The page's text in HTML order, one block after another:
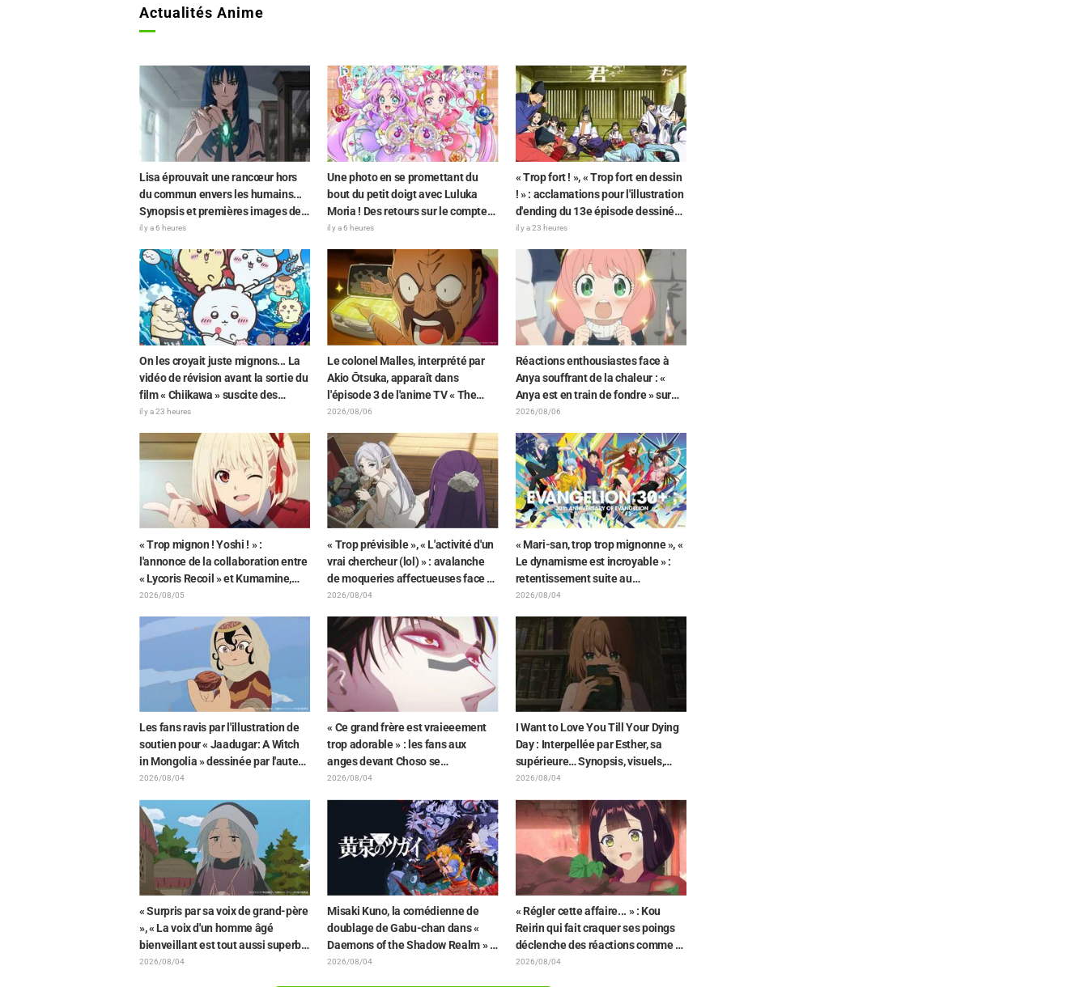
Actualités Anime
Lisa éprouvait une rancœur hors
du commun envers les humains...
Synopsis et premières images de
l'épisode 6 de l'anime « Goodbye,
il y a 6 heures
Une photo en se promettant du
bout du petit doigt avec Luluka
Moria ! Des retours sur le compte
rendu de la comédienne de
assisté au Dream Stage de « Star
Detective Precure! » : « C’est le W
Arcana »
il y a 6 heures
« Trop fort ! », « Trop fort en dessin
! » : acclamations pour l'illustration
d'ending du 13e épisode dessinée
par Asaki Yuikawa, la comédienne
Elusive Samurai »
il y a 23 heures
On les croyait juste mignons... La
vidéo de révision avant la sortie du
film « Chiikawa » suscite des
réactions surprises face au
qu'imaginé », « Ça ne parle que de
travail »
il y a 23 heures
Le colonel Malles, interprété par
Akio Ōtsuka, apparaît dans
l'épisode 3 de l'anime TV « The
Ghost in the Shell » ! Commentaire
dévoilés
2026/08/06
Réactions enthousiastes face à
Anya souffrant de la chaleur : «
Anya est en train de fondre » sur
l'illustration d'annonce de « SPY x
2026/08/06
« Trop mignon ! Yoshi ! » :
l'annonce de la collaboration entre
« Lycoris Recoil » et Kumamine,
créateur du « Chat au travail »,
2026/08/05
« Trop prévisible », « L'activité d'un
vrai chercheur (lol) » : avalanche
de moqueries affectueuses face à
la peluche de Frieren piégée par
de « Frieren »
2026/08/04
« Mari-san, trop trop mignonne », «
Le dynamisme est incroyable » :
retentissement suite au
dévoilement d'un superbe dessin
représentant les trois filles de «
Neon Genesis Evangelion » en
combinaison Plugsuit
2026/08/04
Les fans ravis par l'illustration de
soutien pour « Jaadugar: A Witch
in Mongolia » dessinée par l'auteur
de « Yowamushi Pedal » : « Voilà
avec le style le plus différent
dessine ces personnages »
2026/08/04
« Ce grand frère est vraieeement
trop adorable » : les fans aux
anges devant Choso se
rapprochant de Yūji Itadori sur
de l'anime « JUJUTSU KAISEN »
2026/08/04
I Want to Love You Till Your Dying
Day : Interpellée par Esther, sa
supérieure… Synopsis, visuels,
bande-annonce WEB et affiches
2026/08/04
« Surpris par sa voix de grand-père
», « La voix d'un homme âgé
bienveillant est tout aussi superbe
» : Akira Ishida en chef de clan
2026/08/04
Misaki Kuno, la comédienne de
doublage de Gabu-chan dans «
Daemons of the Shadow Realm » :
« Je tremblais de tout mon corps et
2026/08/04
« Régler cette affaire... » : Kou
Reirin qui fait craquer ses poings
déclenche des réactions comme «
Quelle tête de mule (lol) » et «
2026/08/04